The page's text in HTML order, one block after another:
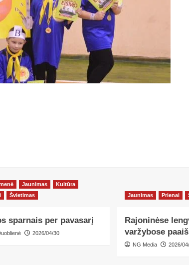
Jaunimas
Kultūra
Švietimas
sparnais per pavasarį
2026/04/30
Jaunimas Prienai
Rajoninėse
varžybose
NG Media 2026/